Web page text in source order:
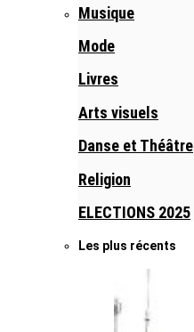
Musique
Mode
Livres
Arts visuels
Danse et Théâtre
Religion
ELECTIONS 2025
Les plus récents